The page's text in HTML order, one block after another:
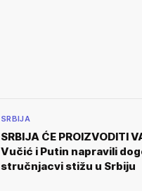
SRBIJA
SRBIJA ĆE PROIZVODITI
Vučić i Putin napravili
stručnjacvi stižu u Srbiju